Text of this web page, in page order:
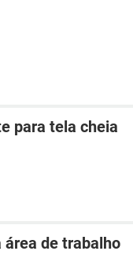
para tela cheia
área de trabalho